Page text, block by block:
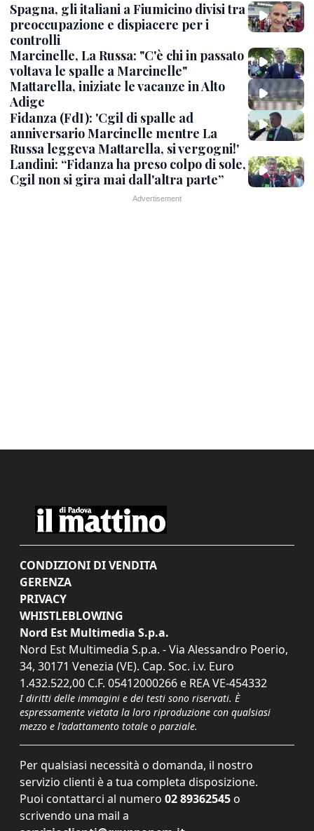
Spagna, gli italiani a Fiumicino divisi tra
preoccupazione e dispiacere per i
controlli
Marcinelle, La Russa: "C'è chi in passato
voltava le spalle a Marcinelle"
Mattarella, iniziate le vacanze in Alto
Adige
Fidanza (FdI): 'Cgil di spalle ad
anniversario Marcinelle mentre La
Russa leggeva Mattarella, si vergogni!'
Landini: “Fidanza ha preso colpo di sole,
Cgil non si gira mai dall'altra parte”
CONDIZIONI DI VENDITA
GERENZA
PRIVACY
WHISTLEBLOWING
Nord Est Multimedia S.p.a.
Nord Est Multimedia S.p.a. - Via Alessandro Poerio,
34, 30171 Venezia (VE). Cap. Soc. i.v. Euro
1.432.522,00 C.F. 05412000266 e REA VE-454332
I diritti delle immagini e dei testi sono riservati. È
espressamente vietata la loro riproduzione con qualsiasi
mezzo e l'adattamento totale o parziale.
Per qualsiasi necessità o domanda, il nostro
servizio clienti è a tua completa disposizione.
Puoi contattarci al numero 02 89362545 o
scrivendo una mail a